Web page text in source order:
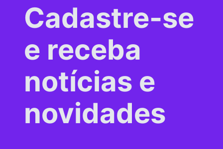
Cadastre-se
e receba
notícias e
novidades